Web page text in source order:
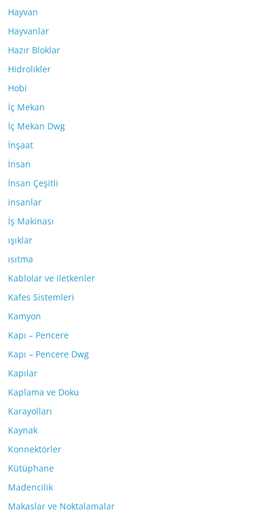
Hayvan
Hayvanlar
Hazır Bloklar
Hidrolikler
Hobi
İç Mekan
İç Mekan Dwg
İnşaat
İnsan
İnsan Çeşitli
insanlar
İş Makinası
ışıklar
ısıtma
Kablolar ve iletkenler
Kafes Sistemleri
Kamyon
Kapı – Pencere
Kapı – Pencere Dwg
Kapılar
Kaplama ve Doku
Karayolları
Kaynak
Konnektörler
Kütüphane
Madencilik
Makaslar ve Noktalamalar